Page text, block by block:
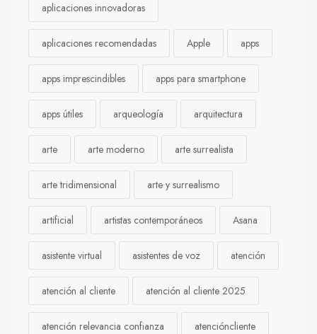
aplicaciones innovadoras
aplicaciones recomendadas Apple apps
apps imprescindibles apps para smartphone
apps útiles arqueología arquitectura
arte arte moderno arte surrealista
arte tridimensional arte y surrealismo
artificial artistas contemporáneos Asana
asistente virtual asistentes de voz atención
atención al cliente atención al cliente 2025
atención relevancia confianza atencióncliente